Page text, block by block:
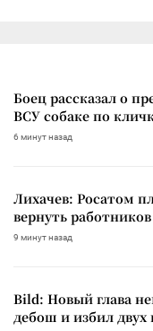
Боец рассказал о
ВСУ собаке по
6 минут назад
Лихачев: Росатом
вернуть
9 минут назад
Bild: Новый глава
дебош и избил двух